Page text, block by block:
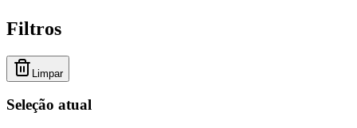
Filtros
Limpar
Seleção atual